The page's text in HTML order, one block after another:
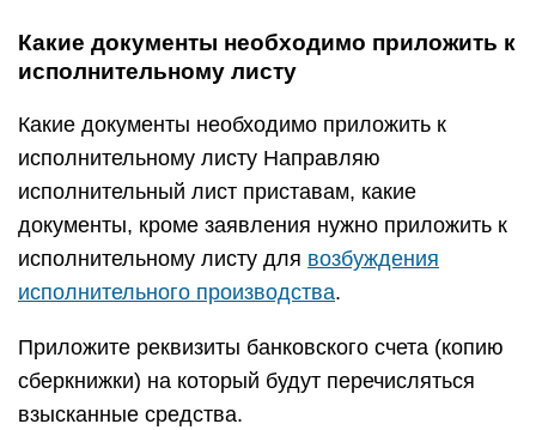
Какие документы необходимо приложить к
исполнительному листу
Какие документы необходимо приложить к
исполнительному листу Направляю
исполнительный лист приставам, какие
документы, кроме заявления нужно приложить к
исполнительному листу для возбуждения
исполнительного производства.
Приложите реквизиты банковского счета (копию
сберкнижки) на который будут перечисляться
взысканные средства.